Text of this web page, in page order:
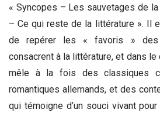
« Syncopes – Les sauvetages de
– Ce qui reste de la littérature ». Il
de repérer les « favoris » des
consacrent à la littérature, et dans
mêle à la fois des classiques
romantiques allemands, et des
qui témoigne d’un souci vivant